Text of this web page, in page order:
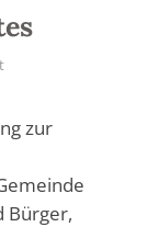
zur
Bürger,